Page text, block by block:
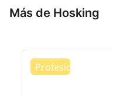
Más de Hosking